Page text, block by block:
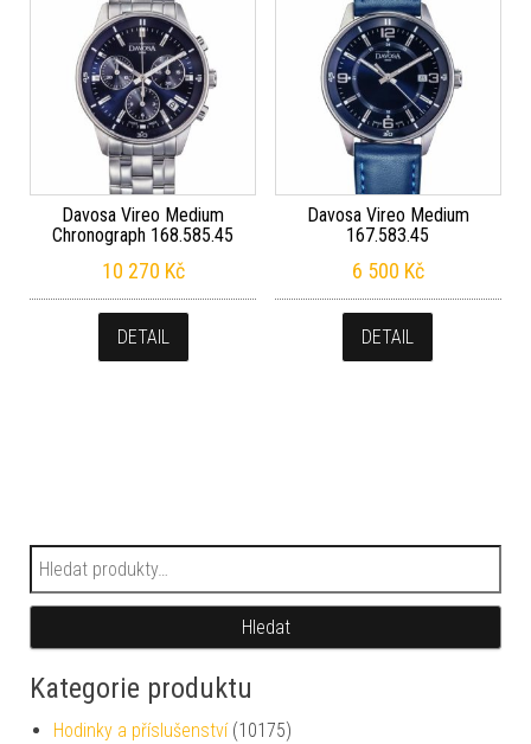
Davosa Vireo Medium
Chronograph 168.585.45
10 270 Kč
DETAIL
Davosa Vireo Medium
167.583.45
6 500 Kč
DETAIL
Hledat:
Hledat
Kategorie produktu
Hodinky a příslušenství (10175)